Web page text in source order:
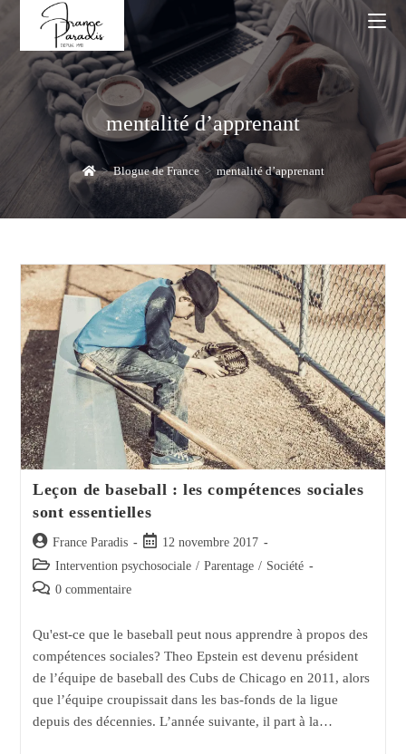
content
mentalité d’apprenant
> Blogue de France > mentalité d’apprenant
Leçon de baseball : les compétences sociales
sont essentielles
Auteur/autrice
de
la
publication :
France Paradis
Post
published:
12 novembre 2017
Post
category:
Intervention psychosociale / Parentage / Société
Post 0 commentaire
Qu'est-ce que le baseball peut nous apprendre à propos des
compétences sociales? Theo Epstein est devenu président
de l’équipe de baseball des Cubs de Chicago en 2011, alors
que l’équipe croupissait dans les bas-fonds de la ligue
depuis des décennies. L’année suivante, il part à la…